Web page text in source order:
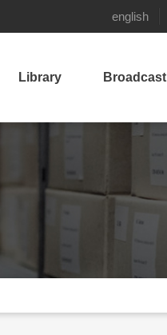
english
Library Broadcast